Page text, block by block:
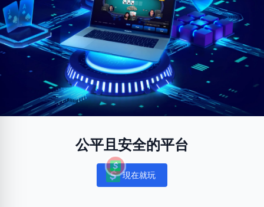
公平且安全的平台
Notifications
現在就玩